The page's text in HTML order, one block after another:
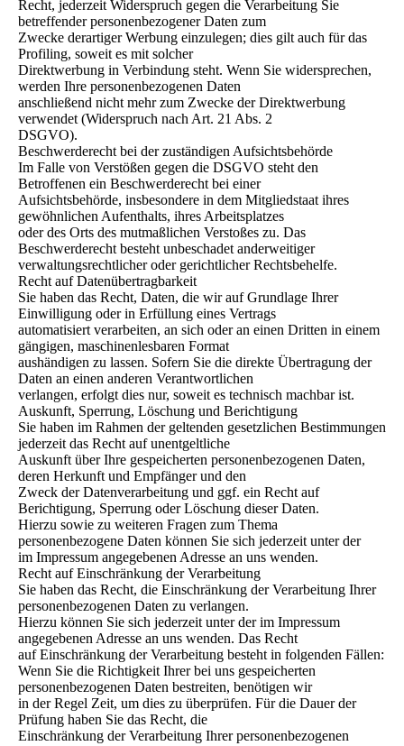
Recht, jederzeit Widerspruch gegen die Verarbeitung Sie
betreffender personenbezogener Daten zum
Zwecke derartiger Werbung einzulegen; dies gilt auch für das
Profiling, soweit es mit solcher
Direktwerbung in Verbindung steht. Wenn Sie widersprechen,
werden Ihre personenbezogenen Daten
anschließend nicht mehr zum Zwecke der Direktwerbung
verwendet (Widerspruch nach Art. 21 Abs. 2
DSGVO).
Beschwerderecht bei der zuständigen Aufsichtsbehörde
Im Falle von Verstößen gegen die DSGVO steht den
Betroffenen ein Beschwerderecht bei einer
Aufsichtsbehörde, insbesondere in dem Mitgliedstaat ihres
gewöhnlichen Aufenthalts, ihres Arbeitsplatzes
oder des Orts des mutmaßlichen Verstoßes zu. Das
Beschwerderecht besteht unbeschadet anderweitiger
verwaltungsrechtlicher oder gerichtlicher Rechtsbehelfe.
Recht auf Datenübertragbarkeit
Sie haben das Recht, Daten, die wir auf Grundlage Ihrer
Einwilligung oder in Erfüllung eines Vertrags
automatisiert verarbeiten, an sich oder an einen Dritten in einem
gängigen, maschinenlesbaren Format
aushändigen zu lassen. Sofern Sie die direkte Übertragung der
Daten an einen anderen Verantwortlichen
verlangen, erfolgt dies nur, soweit es technisch machbar ist.
Auskunft, Sperrung, Löschung und Berichtigung
Sie haben im Rahmen der geltenden gesetzlichen Bestimmungen
jederzeit das Recht auf unentgeltliche
Auskunft über Ihre gespeicherten personenbezogenen Daten,
deren Herkunft und Empfänger und den
Zweck der Datenverarbeitung und ggf. ein Recht auf
Berichtigung, Sperrung oder Löschung dieser Daten.
Hierzu sowie zu weiteren Fragen zum Thema
personenbezogene Daten können Sie sich jederzeit unter der
im Impressum angegebenen Adresse an uns wenden.
Recht auf Einschränkung der Verarbeitung
Sie haben das Recht, die Einschränkung der Verarbeitung Ihrer
personenbezogenen Daten zu verlangen.
Hierzu können Sie sich jederzeit unter der im Impressum
angegebenen Adresse an uns wenden. Das Recht
auf Einschränkung der Verarbeitung besteht in folgenden Fällen:
Wenn Sie die Richtigkeit Ihrer bei uns gespeicherten
personenbezogenen Daten bestreiten, benötigen wir
in der Regel Zeit, um dies zu überprüfen. Für die Dauer der
Prüfung haben Sie das Recht, die
Einschränkung der Verarbeitung Ihrer personenbezogenen